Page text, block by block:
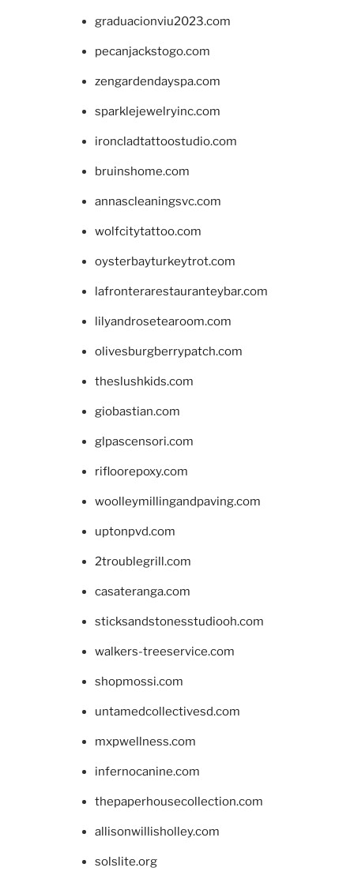
graduacionviu2023.com
pecanjackstogo.com
zengardendayspa.com
sparklejewelryinc.com
ironcladtattoostudio.com
bruinshome.com
annascleaningsvc.com
wolfcitytattoo.com
oysterbayturkeytrot.com
lafronterarestauranteybar.com
lilyandrosetearoom.com
olivesburgberrypatch.com
theslushkids.com
giobastian.com
glpascensori.com
rifloorepoxy.com
woolleymillingandpaving.com
uptonpvd.com
2troublegrill.com
casateranga.com
sticksandstonesstudiooh.com
walkers-treeservice.com
shopmossi.com
untamedcollectivesd.com
mxpwellness.com
infernocanine.com
thepaperhousecollection.com
allisonwillisholley.com
solslite.org